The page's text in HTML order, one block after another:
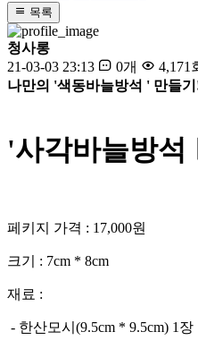
목록
청사롱
21-03-03 23:13
0개
4,171
나만의 '색동바늘방석 ' 만들
'사각바늘방
페키지 가격 : 17,000원
크기 : 7cm * 8cm
재료 :
- 한산모시(9.5cm * 9.5cm) 1장